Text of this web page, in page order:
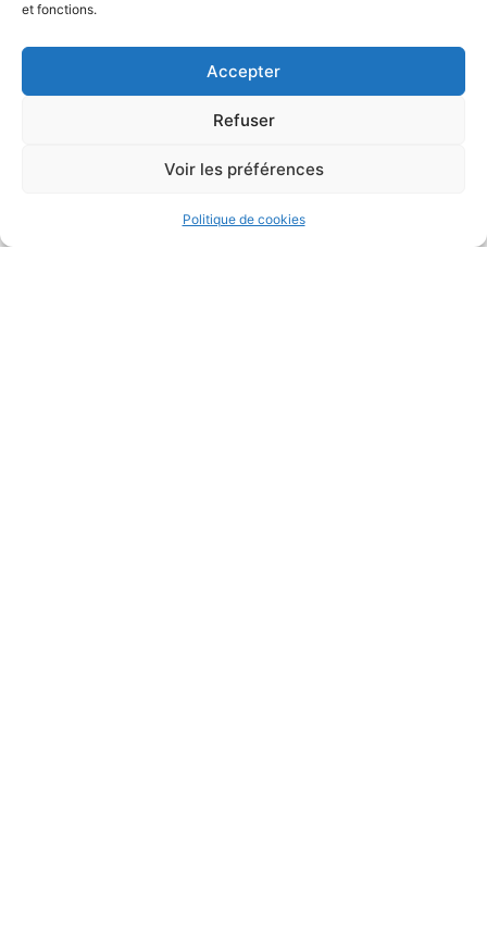
et fonctions.
Accepter
Refuser
Voir les préférences
Politique de cookies